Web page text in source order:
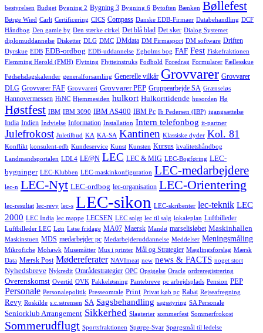
bestyrelsen Budget Bygning 2 Bygning 3 Bygning 6 Bytoften Bænken Bøllefest
Børge Wied Carlt Certificering CICS Compass Danske EDB-Firmaer Databehandling DCF
Håndbog Den gamle by Den stærke cirkel Det blå blad Det sker Dialog Systemet
diplomuddannelse Disketter DLG DMC DMdata DM Firmasport DM software Driften
Dyrskue EDB EDB-ordbog EDB-uddannelse Egholms bog FAF Fest Fiskefraktionen
Flemming Herold (FMH) Flytning Flytteinstruks Fodbold Foredrag Formularer Fællesskue
Fødselsdagskalender generalforsamling Generelle vilkår Grovvarer Grovvarer
DLG Grovvarer FAF Grovvareri Grovvarer PEP Gruppearbejde SA Grænseløs
Hannovermessen HiNC Hjemmesiden hulkort Hulkorttidende husorden Hø
Høstfest IBM IBM 3090 IBM AS400 IBM Pc Ib Pedersen (IBP) igangsættelse
India Indien Indvielse Information Installation Intern telefonbog it-partner
Julefrokost Juletilbud KA KA-SA Kantinen Klassiske dyder Kol. 81
Konflikt konsulent-edb Kundeservice Kunst Kunsten Kursus kvalitetshåndbog
Landmandsportalen LDL4 LE@N LEC LEC & MIG LEC-Bogføring LEC-
bygninger LEC-Klubben LEC-maskinkonfiguration LEC-medarbejdere
lec-n LEC-Nyt LEC-ordbog lec-organisation LEC-Orientering
lec-resultat lec-revy lec-s LEC-sikon LEC-skribenter lec-teknik LEC
2000 LEC India lec mappe LECSEN LEC solgt lec til salg lokaleplan Luftbilleder
Luftbilleder LEC Løn Løse fridage MA07 Maersk Mandø marselisløbet Maskinhallen
Maskinstuen MDS medarbejder pc Medarbejderuddannelse Meddelser Meningsmåling
Mikrofiche Mohawk Musemåtter Mus i printer Mål og Strategier Mæglingsforslag Mærsk
Data Mærsk Post Mødereferater NAVImeat new news & FACTS noget stort
Nyhedsbreve Nykredit Områdestrategier OPC Opsigelse Oracle ordreregistrering
Overenskomst Overtid OVK Pakkeløsning Pantebreve pc arbejdsplads Pension PEP
Personale Personalepolitik Presseomtale Print Privat køb pc Rabat Rejseafregning
Revy Roskilde s.c.sørensen SA Sagsbehandling sagsstyring SA Personale
Seniorklub Arrangement Sikkerhed Slagterier sommerfest Sommerfrokost
Sommerudflugt Sportsfraktionen Spørge-Svar Spørgsmål til ledelse